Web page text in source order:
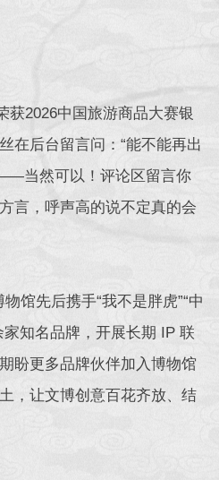
获2026中国旅游商品大赛银
在后台留言问：“能不能再出
当然可以！评论区留言你
言，呼声高的说不定真的会
馆先后携手“我不是胖虎”“中
家知名品牌，开展长期 IP 联
盼更多品牌伙伴加入博物馆
，让文博创意百花齐放、结